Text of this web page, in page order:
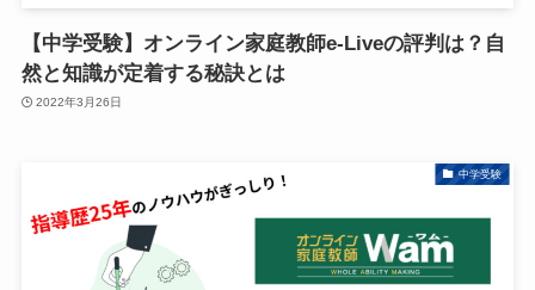
【中学受験】オンライン家庭教師e-Liveの評判は？自
然と知識が定着する秘訣とは
2022年3月26日
中学受験